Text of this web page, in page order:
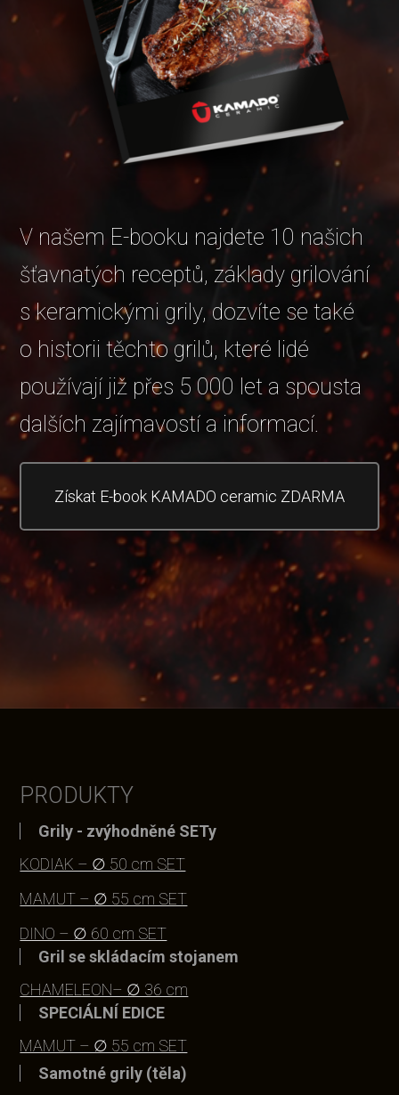
V našem E-booku najdete 10 našich
šťavnatých receptů, základy grilování
s keramickými grily, dozvíte se také
o historii těchto grilů, které lidé
používají již přes 5 000 let a spousta
dalších zajímavostí a informací.
Získat E-book KAMADO ceramic ZDARMA
PRODUKTY
Grily - zvýhodněné SETy
KODIAK – ∅ 50 cm SET
MAMUT – ∅ 55 cm SET
DINO – ∅ 60 cm SET
Gril se skládacím stojanem
CHAMELEON– ∅ 36 cm
SPECIÁLNÍ EDICE
MAMUT – ∅ 55 cm SET
Samotné grily (těla)